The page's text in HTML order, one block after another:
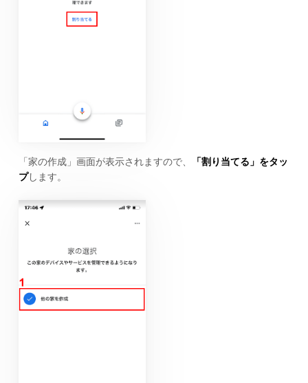
「家の作成」画面が表示されますので、
「割り当てる」をタッ
プします。